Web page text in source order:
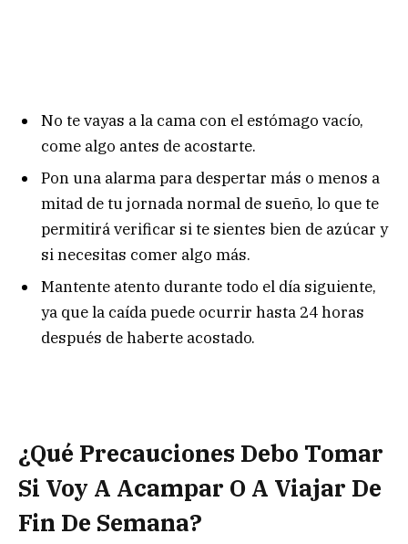
No te vayas a la cama con el estómago vacío,
come algo antes de acostarte.
Pon una alarma para despertar más o menos a
mitad de tu jornada normal de sueño, lo que te
permitirá verificar si te sientes bien de azúcar y
si necesitas comer algo más.
Mantente atento durante todo el día siguiente,
ya que la caída puede ocurrir hasta 24 horas
después de haberte acostado.
¿Qué Precauciones Debo Tomar
Si Voy A Acampar O A Viajar De
Fin De Semana?